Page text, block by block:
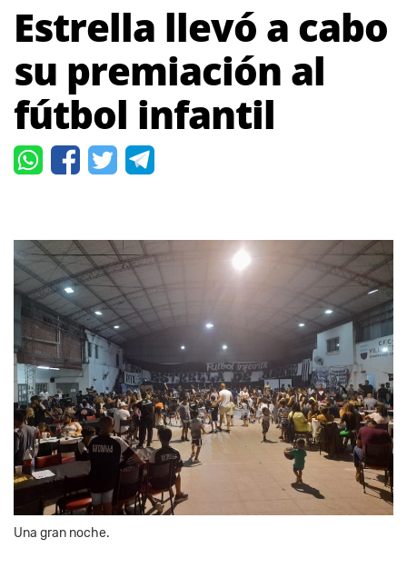
Estrella llevó a cabo
su premiación al
fútbol infantil
Una gran noche.